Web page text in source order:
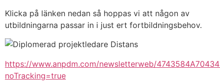
Klicka på länken nedan så hoppas vi att någon av
utbildningarna passar in i just ert fortbildningsbehov.
https://www.anpdm.com/newsletterweb/
noTracking=true